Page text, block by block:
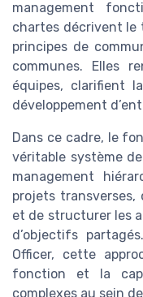
management
chartes décrivent le
principes de
communes. Elles
équipes, clarifient
développement
Dans ce cadre, le
véritable système
management
projets transverses,
et de structurer les
d’objectifs
Officer, cette
fonction et la
complexes au sein